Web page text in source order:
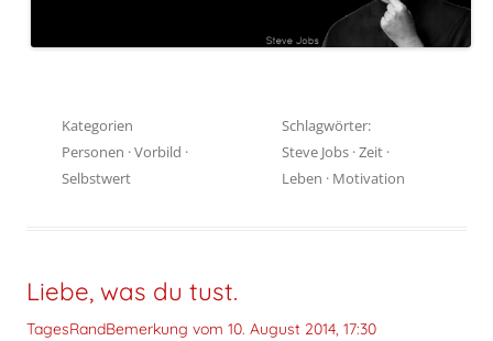
Kategorien
Personen ·Vorbild ·
Selbstwert
Schlagwörter:
Steve Jobs ·Zeit ·
Leben · Motivation
Liebe, was du tust.
TagesRandBemerkung vom 10. August 2014, 17:30